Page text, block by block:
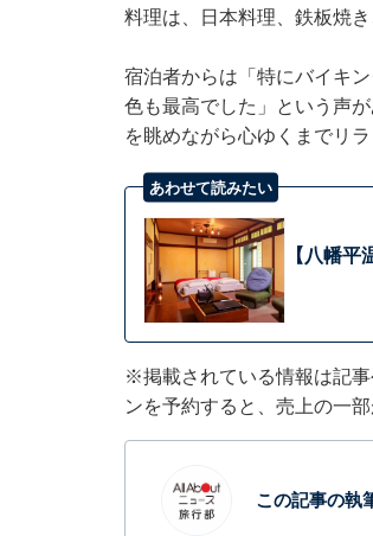
料理は、日本料理、鉄板焼
宿泊者からは「特にバイキ
色も最高でした」という声
を眺めながら心ゆくまでリ
あわせて読みたい
【八幡
※掲載されている情報は記
ンを予約すると、売上の一
この記事の執